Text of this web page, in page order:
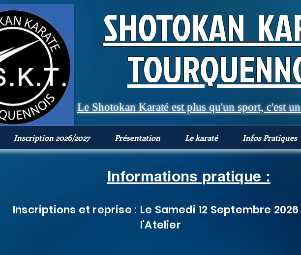
SHOTOKAN
Le Shotokan Karaté est plus qu'un sport, c'est
Inscription 2026/2027 Présentation Le karaté Infos Pratiques
Informations pratique :
Inscriptions et reprise : Le Samedi 12 Septembre 2026
l'Atelier